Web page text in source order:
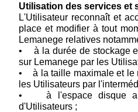
Utilisation des services et
L'Utilisateur reconnaît et
place et modifier à tout
Lemanege relatives
• à la durée de stockage
sur Lemanege par les
• à la taille maximale et le
les Utilisateurs par
• à l'espace disque
d'Utilisateurs ;